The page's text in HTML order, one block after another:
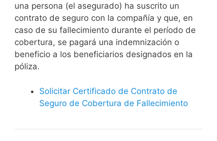
una persona (el asegurado) ha suscrito un
contrato de seguro con la compañía y que, en
caso de su fallecimiento durante el período de
cobertura, se pagará una indemnización o
beneficio a los beneficiarios designados en la
póliza.
Solicitar Certificado de Contrato de
Seguro de Cobertura de Fallecimiento